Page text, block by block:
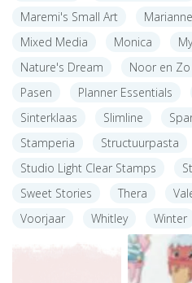
Maremi's Small Art
Mixed Media
Monica
Nature's Dream
Noor en
Pasen
Planner Essentials
Sinterklaas
Slimline
Stamperia
Structuurpasta
Studio Light Clear Stamps
Sweet Stories
Thera
Voorjaar
Whitley Winter